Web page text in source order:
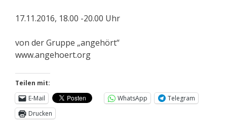
17.11.2016, 18.00 -20.00 Uhr
von der Gruppe „angehört“
www.angehoert.org
Teilen mit:
E-Mail
WhatsApp
Telegram
Drucken